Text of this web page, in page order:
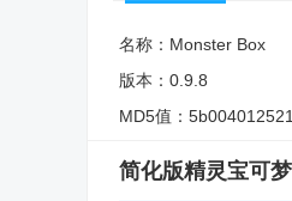
名称： Monster Box
版本： 0.9.8
MD5值：
简化版精灵宝可